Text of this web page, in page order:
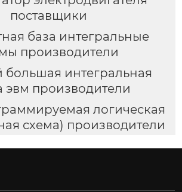
поставщики
база интегральные
производители
интегральная
эвм производители
логическая
схема) производители